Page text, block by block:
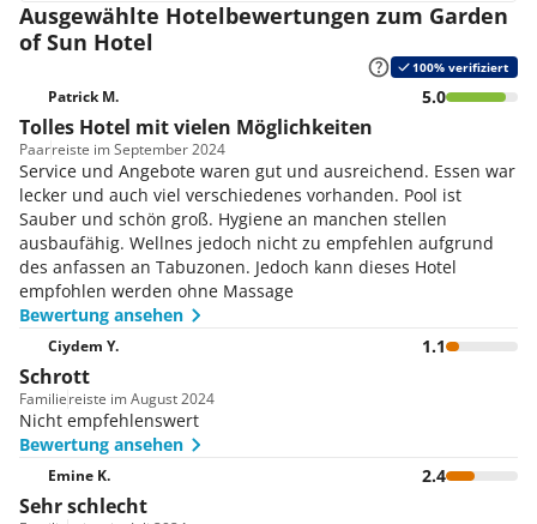
außerdem den Zimmerservice.
Doppelzimmer
Die gemütlich eingerichteten und geräumigen
Doppelzimmer laden zum Wohlfühlen und Verweilen
ein. Hier erwarten Sie nicht nur bequeme Betten,
sondern auch eine Klimaanlage, ein Fernseher mit
Satellitenempfang sowie ein Balkon. Auf Wunsch haben
Sie außerdem die Möglichkeit, ein
behindertengerechtes Zimmer zu buchen.
Familienzimmer
Die geräumigen Familienzimmer bieten ausreichend
Platz für einen Aufenthalt mit Ihren Lieben. Entspannen
Sie nach einem erlebnisreichen Tag gemeinsam auf
dem Balkon und planen dabei bereits kommende
Ausflüge!
Suite
Freuen Sie sich auf einen erholsamen Urlaub im Hotel
Garden Of Sun und wohnen Sie dazu in einer der
Suiten! Dabei wählen Sie zwischen der geschmackvoll
eingerichteten King Suite und der exklusiven Prince
Suite, wobei letztere über einen Jacuzzi verfügt.
Ausgewählte Hotelbewertungen zum Garden
of Sun Hotel
100% verifiziert
Patrick M. 5.0
Tolles Hotel mit vielen Möglichkeiten
Paarreiste im September 2024
Service und Angebote waren gut und ausreichend. Essen war
lecker und auch viel verschiedenes vorhanden. Pool ist
Sauber und schön groß. Hygiene an manchen stellen
ausbaufähig. Wellnes jedoch nicht zu empfehlen aufgrund
des anfassen an Tabuzonen. Jedoch kann dieses Hotel
empfohlen werden ohne Massage
Bewertung ansehen
Ciydem Y. 1.1
Schrott
Familiereiste im August 2024
Nicht empfehlenswert
Bewertung ansehen
Emine K. 2.4
Sehr schlecht